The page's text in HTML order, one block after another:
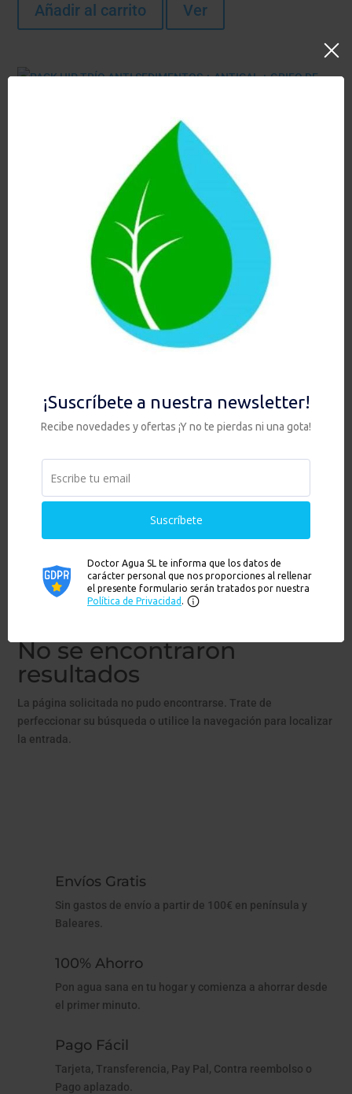
Añadir al carrito Ver
PACK HIP TRÍO ANTI SEDIMENTOS + ANTICAL + GRIFO
Añadir al carrito
Llave para modelos HIP, DUO o TRIO
Añadir al carrito Ver
← 1 2 3
No se encontraron
resultados
La página solicitada no pudo encontrarse. Trate de
perfeccionar su búsqueda o utilice la navegación para localizar
la entrada.
Envíos Gratis
Sin gastos de envío a partir de 100€ en península y
Baleares.
100% Ahorro
Pon agua sana en tu hogar y comienza a ahorrar desde
el primer minuto.
Pago Fácil
Tarjeta, Transferencia, Pay Pal, Contra reembolso o
Pago aplazado.